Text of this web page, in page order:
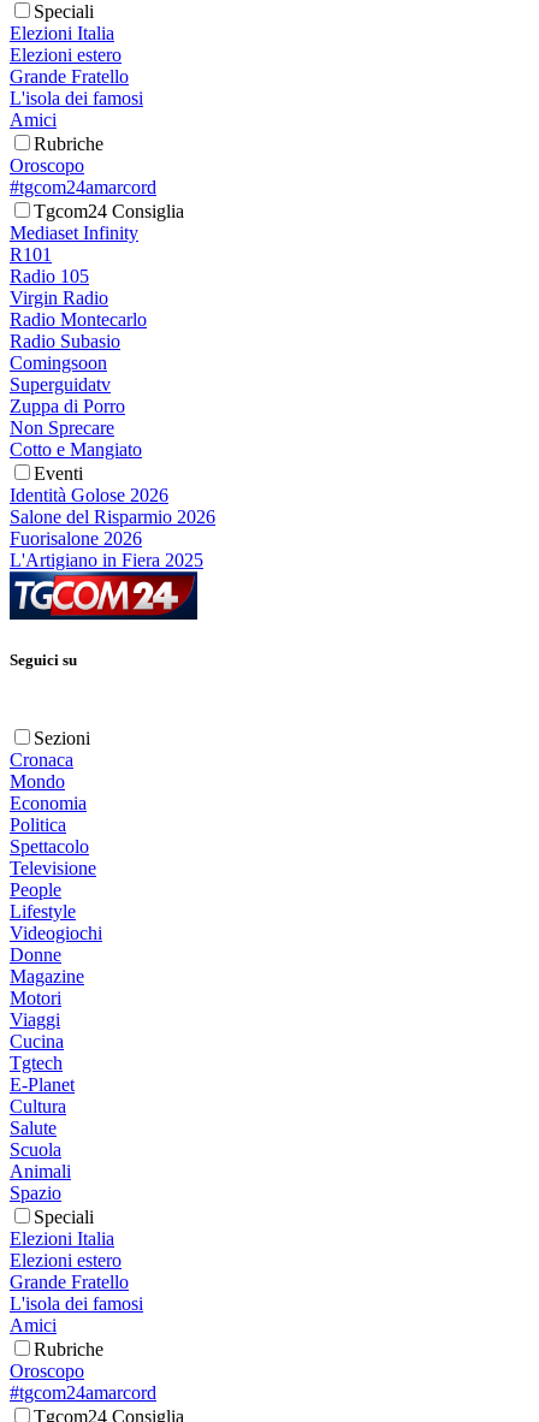
Speciali
Elezioni Italia
Elezioni estero
Grande Fratello
L'isola dei famosi
Amici
Rubriche
Oroscopo
#tgcom24amarcord
Tgcom24 Consiglia
Mediaset Infinity
R101
Radio 105
Virgin Radio
Radio Montecarlo
Radio Subasio
Comingsoon
Superguidatv
Zuppa di Porro
Non Sprecare
Cotto e Mangiato
Eventi
Identità Golose 2026
Salone del Risparmio 2026
Fuorisalone 2026
L'Artigiano in Fiera 2025
Seguici su
Sezioni
Cronaca
Mondo
Economia
Politica
Spettacolo
Televisione
People
Lifestyle
Videogiochi
Donne
Magazine
Motori
Viaggi
Cucina
Tgtech
E-Planet
Cultura
Salute
Scuola
Animali
Spazio
Speciali
Elezioni Italia
Elezioni estero
Grande Fratello
L'isola dei famosi
Amici
Rubriche
Oroscopo
#tgcom24amarcord
Tgcom24 Consiglia